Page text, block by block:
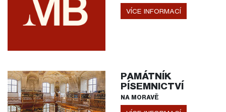
VÍCE INFORMACÍ
PAMÁTNÍK
PÍSEMNICTVÍ
NA MORAVĚ